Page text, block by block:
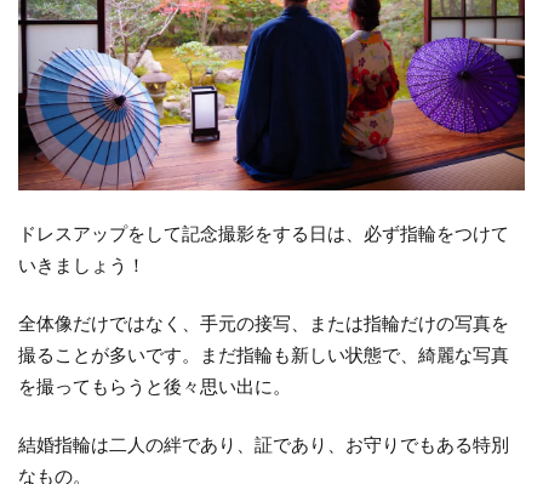
ドレスアップをして記念撮影をする日は、必ず指輪をつけて
いきましょう！
全体像だけではなく、手元の接写、または指輪だけの写真を
撮ることが多いです。まだ指輪も新しい状態で、綺麗な写真
を撮ってもらうと後々思い出に。
結婚指輪は二人の絆であり、証であり、お守りでもある特別
なもの。